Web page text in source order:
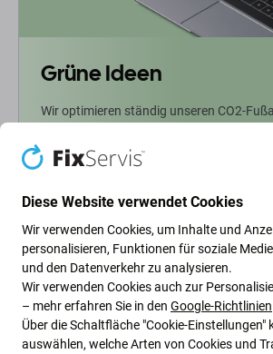
Grüne Ideen
Wir optimieren ständig unseren CO2-
wie wir unsere Prozesse anpassen, um
Fußabdruck zu verringern.
Weiterlesen
Newsletter-Fix
Abonnieren Sie den regelmäßigen Newsletter
Neuigkeiten.
Diese Website verwendet Cookies
Wir verwenden Cookies, um Inhalte und
personalisieren, Funktionen für soziale
und den Datenverkehr zu analysieren.
Wir verwenden Cookies auch zur
– mehr erfahren Sie in den Google-Richtlinien
Über die Schaltfläche "Cookie-Einstellungen"
auswählen, welche Arten von Cookies und